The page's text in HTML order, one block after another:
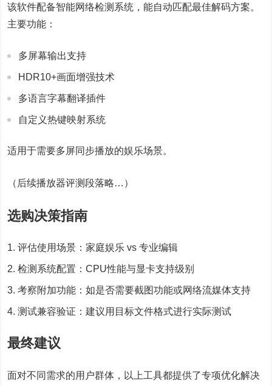
该软件配备智能网络检测系统，能自动匹配最佳解码方案。
主要功能：
多屏幕输出支持
HDR10+画面增强技术
多语言字幕翻译插件
自定义热键映射系统
适用于需要多屏同步播放的娱乐场景。
（后续播放器评测段落略…）
选购决策指南
评估使用场景：家庭娱乐 vs 专业编辑
检测系统配置：CPU性能与显卡支持级别
考察附加功能：如是否需要截图功能或网络流媒体支持
测试兼容验证：建议用目标文件格式进行实际测试
最终建议
面对不同需求的用户群体，以上工具都提供了专项优化解决